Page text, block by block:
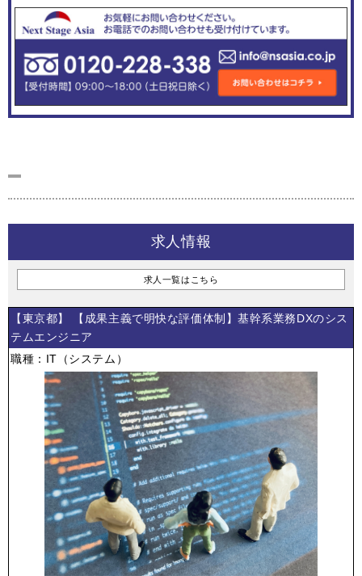
求人情報
求人一覧はこちら
【東京都】 【成果主義で明快な評価体制】基幹系業務DXのシス
テムエンジニア
職種：IT（システム）